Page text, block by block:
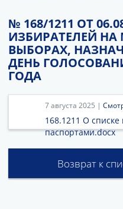
Государственный и
Муниципальное
Публичные слушания и
Документы
№ 168/1211 ОТ
ИЗБИРАТЕЛЕЙ
ВЫБОРАХ,
ДЕНЬ
ГОДА
7 августа 2025 |
168.1211 О списке
паспортами.docx
Возврат к